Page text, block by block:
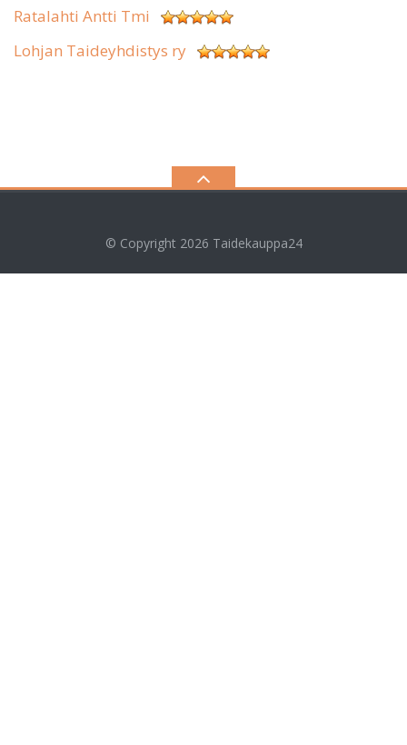
Ratalahti Antti Tmi
Lohjan Taideyhdistys ry
© Copyright 2026 Taidekauppa24